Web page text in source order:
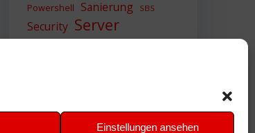
Einstellungen ansehen
Powershell Sanierung SBS
Security Server
Sicherheit SIEM
VMWare VPN WAZUH